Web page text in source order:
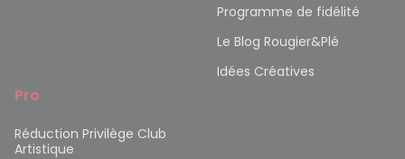
Programme de fidélité
Le Blog Rougier&Plé
Idées Créatives
Pro
Réduction Privilège Club
Artistique